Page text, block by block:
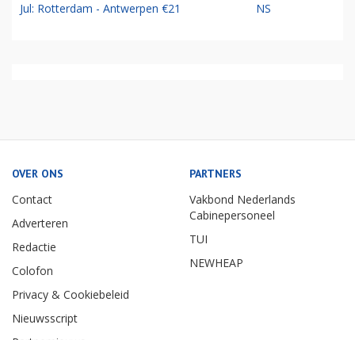
Jul: Rotterdam - Antwerpen €21 NS
OVER ONS
Contact
Adverteren
Redactie
Colofon
Privacy & Cookiebeleid
Nieuwsscript
PARTNERS
Vakbond Nederlands
Cabinepersoneel
TUI
NEWHEAP